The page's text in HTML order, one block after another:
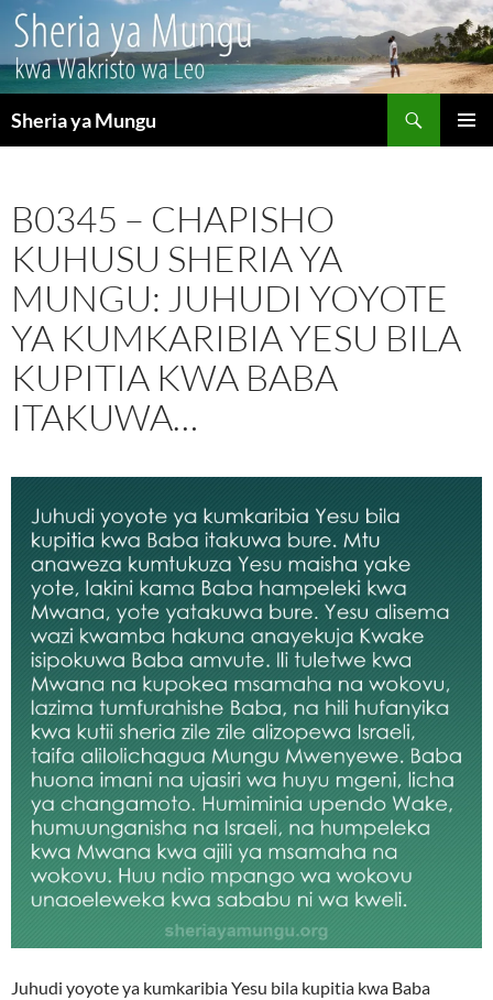
Sheria ya Mungu
B0345 – CHAPISHO
KUHUSU SHERIA YA
MUNGU: JUHUDI YOYOTE
YA KUMKARIBIA YESU BILA
KUPITIA KWA BABA
ITAKUWA…
Juhudi yoyote ya kumkaribia Yesu bila kupitia kwa Baba